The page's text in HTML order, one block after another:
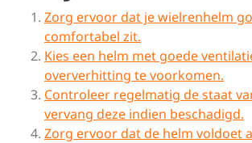
Zorg ervoor dat je wielrenhelm
comfortabel zit.
Kies een helm met goede
oververhitting te voorkomen.
Controleer regelmatig de staat
vervang deze indien beschadigd.
Zorg ervoor dat de helm voldoet